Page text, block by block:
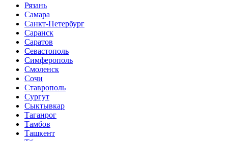
Рязань
Самара
Санкт-Петербург
Саранск
Саратов
Севастополь
Симферополь
Смоленск
Сочи
Ставрополь
Сургут
Сыктывкар
Таганрог
Тамбов
Ташкент